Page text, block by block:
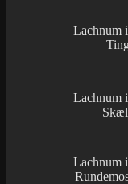
Lachnum
Lachnum
Lachnum